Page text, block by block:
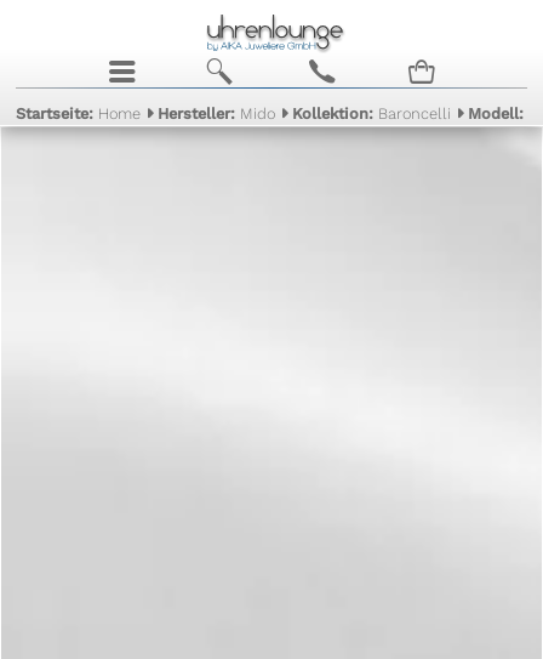
j b c n
Startseite: Home Hersteller: Mido Kollektion: Baroncelli Modell: